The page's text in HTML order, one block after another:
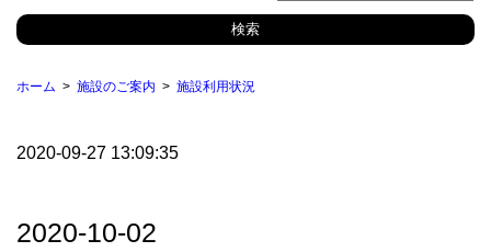
ホーム 施設のご案内 施設利用状況
2020-09-27 13:09:35
2020-10-02